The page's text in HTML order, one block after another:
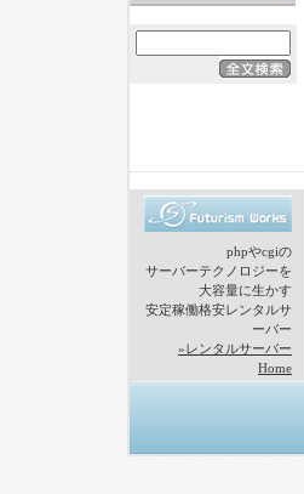
phpやcgiの
サーバーテクノロジーを
大容量に生かす
安定稼働格安レンタルサ
ーバー
»レンタルサーバー
Home